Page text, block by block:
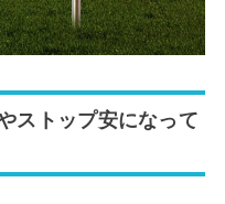
ストップ安になって